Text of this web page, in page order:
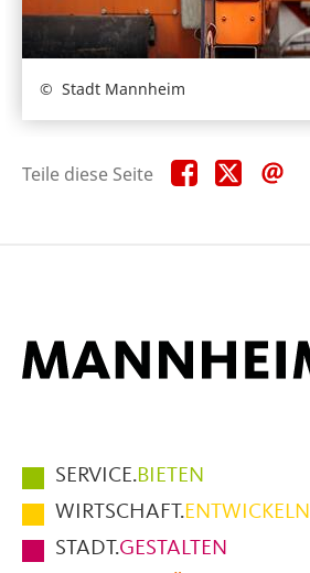
Stadt Mannheim
Teile diese Seite Teile
diese
Teile
diese
Hauptmenüpunkte
im
Fußbereich
der
SERVICE.BIETEN
WIRTSCHAFT.ENTWICKELN
STADT.GESTALTEN